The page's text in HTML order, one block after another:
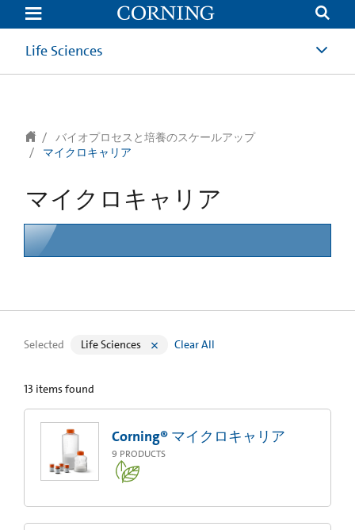
text.skipToContent
text.skipToNavigation
Life Sciences
バイオプロセスと培養のスケールアップ
マイクロキャリア
マイクロキャリア
Selected Life Sciences Clear All
13 items found
Corning® マイクロキャリア
9 PRODUCTS